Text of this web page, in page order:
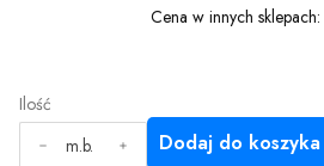
Cena w innych sklepach:
Ilość
m.b.
Dodaj do koszyka